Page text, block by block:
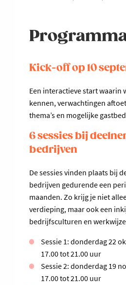
Kick-off op 10
Een interactieve start waarin
kennen, verwachtingen
thema’s en mogelijke
6 sessies bij
bedrijven
De sessies vinden plaats bij
bedrijven gedurende een
maanden. Zo krijg je niet
verdieping, maar ook een
bedrijfsculturen en
Sessie 1: donderdag 22
17.00 tot 21.00 uur
Sessie 2: donderdag 19
17.00 tot 21.00 uur